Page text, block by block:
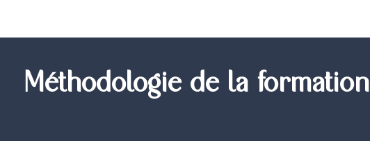
Méthodologie de la formation